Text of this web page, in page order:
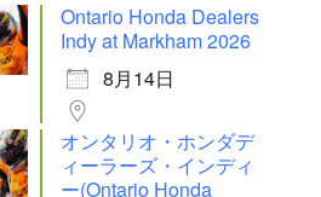
Ontario Honda Dealers
Indy at Markham 2026
8月14日
オンタリオ・ホンダデ
ィーラーズ・インディ
ー(Ontario Honda